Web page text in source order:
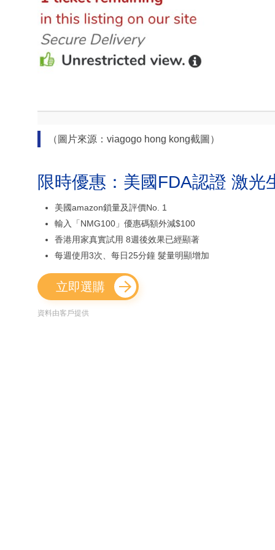
（圖片來源：viagogo hong kong截圖）
限時優惠：美國FDA認證 激光
美國amazon鎖量及評價No. 1
輸入「NMG100」優惠碼額外減$100
香港用家真實試用 8週後效果已經顯著
每週使用3次、每日25分鐘 髮量明顯增加
立即選購
資料由客戶提供